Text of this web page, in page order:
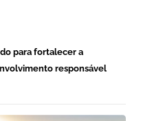
para fortalecer a
responsável